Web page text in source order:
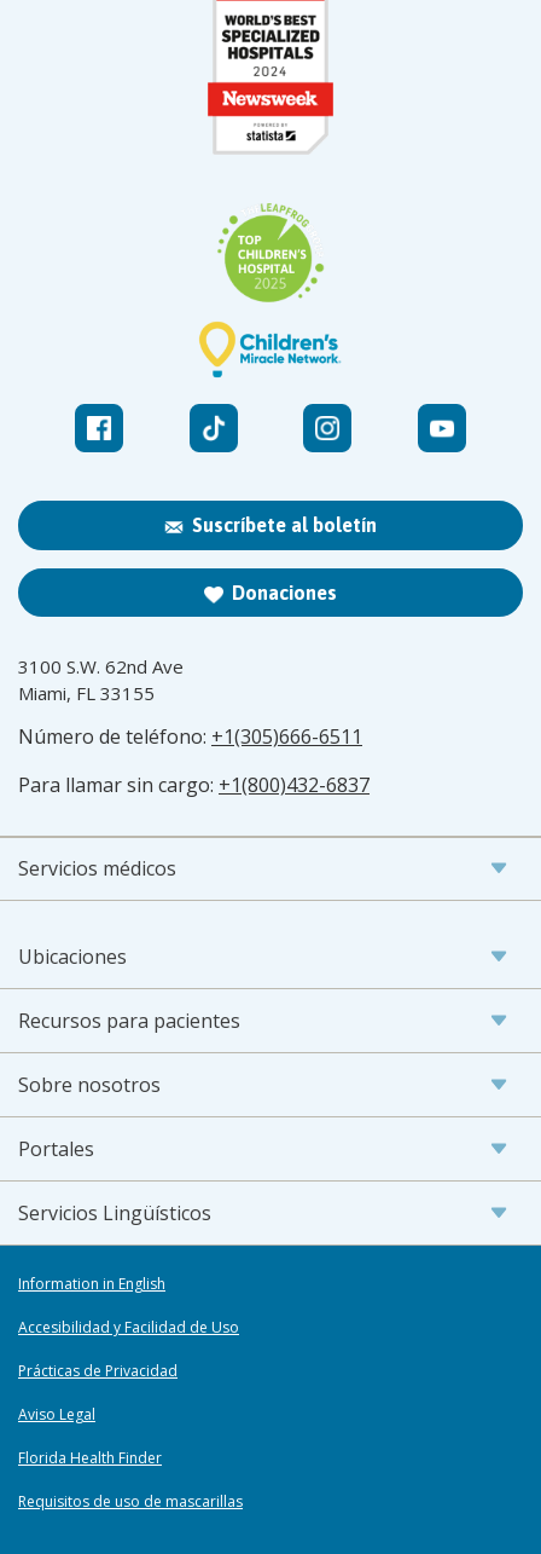
Suscríbete al boletín
Donaciones
3100 S.W. 62nd Ave
Miami, FL 33155
Número de teléfono: +1(305)666-6511
Para llamar sin cargo: +1(800)432-6837
Servicios médicos
Ubicaciones
Recursos para pacientes
Sobre nosotros
Portales
Servicios Lingüísticos
Information in English
Accesibilidad y Facilidad de Uso
Prácticas de Privacidad
Aviso Legal
Florida Health Finder
Requisitos de uso de mascarillas